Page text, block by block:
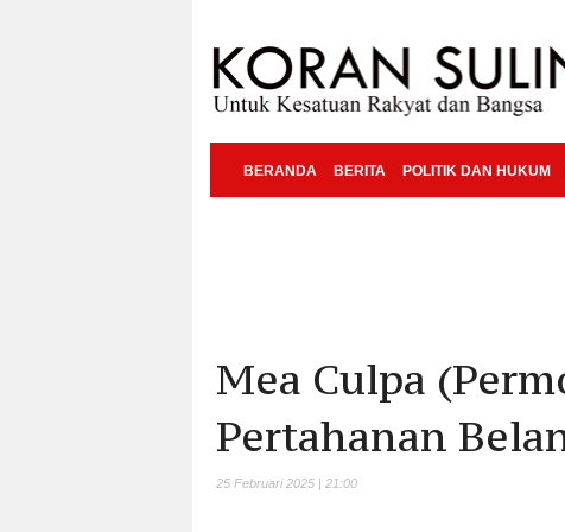
BERANDA BERITA POLITIK DAN HUKUM
Mea Culpa
Pertahanan
25 Februari 2025 | 21:00